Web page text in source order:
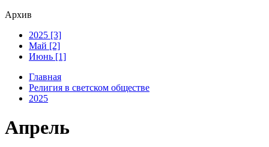
Архив
2025 [3]
Май [2]
Июнь [1]
Главная
Религия в светском обществе
2025
Апрель